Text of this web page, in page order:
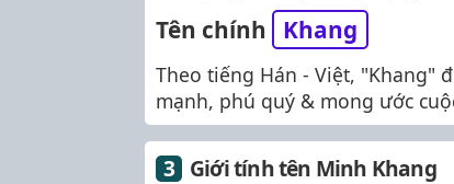
Tên chính Khang
Theo tiếng Hán - Việt, "Khang"
mạnh, phú quý & mong ước
Giới tính tên Minh Khang